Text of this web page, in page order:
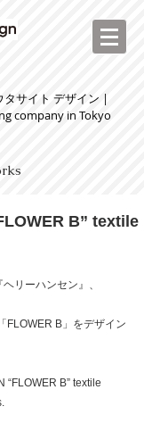
サイト デザイン |
company in Tokyo
B” textile
リーハンセン』、
FLOWER B」をデザイン
B” textile